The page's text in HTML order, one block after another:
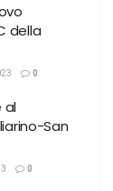
della
0
al
San
0